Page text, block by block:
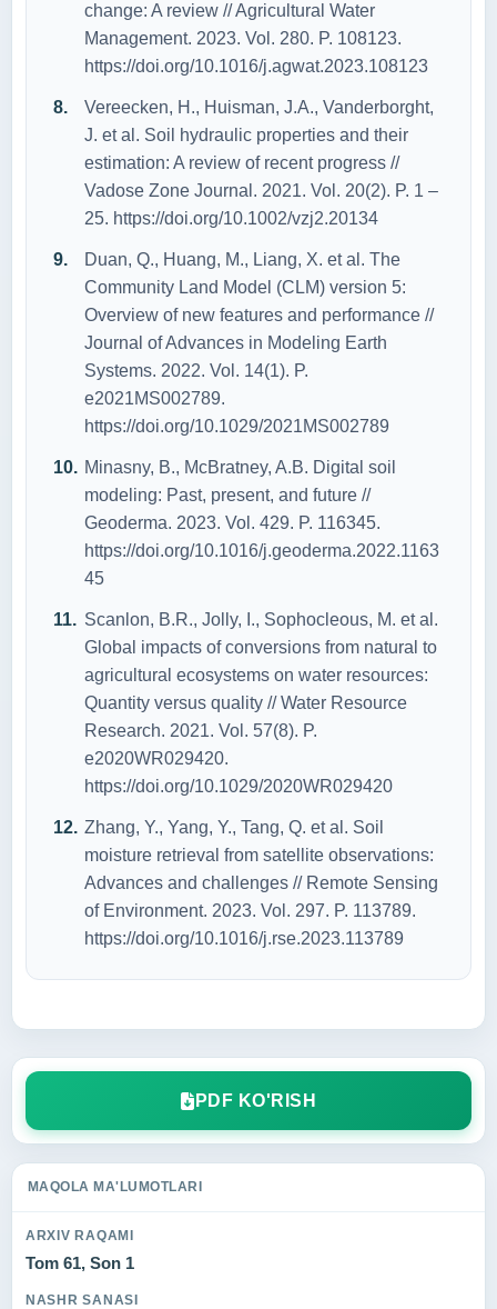
change: A review // Agricultural Water
Management. 2023. Vol. 280. P. 108123.
https://doi.org/10.1016/j.agwat.2023.108123
Vereecken, H., Huisman, J.A., Vanderborght,
J. et al. Soil hydraulic properties and their
estimation: A review of recent progress //
Vadose Zone Journal. 2021. Vol. 20(2). P. 1 –
25. https://doi.org/10.1002/vzj2.20134
Duan, Q., Huang, M., Liang, X. et al. The
Community Land Model (CLM) version 5:
Overview of new features and performance //
Journal of Advances in Modeling Earth
Systems. 2022. Vol. 14(1). P.
e2021MS002789.
https://doi.org/10.1029/2021MS002789
Minasny, B., McBratney, A.B. Digital soil
modeling: Past, present, and future //
Geoderma. 2023. Vol. 429. P. 116345.
https://doi.org/10.1016/j.geoderma.2022.1163
45
Scanlon, B.R., Jolly, I., Sophocleous, M. et al.
Global impacts of conversions from natural to
agricultural ecosystems on water resources:
Quantity versus quality // Water Resource
Research. 2021. Vol. 57(8). P.
e2020WR029420.
https://doi.org/10.1029/2020WR029420
Zhang, Y., Yang, Y., Tang, Q. et al. Soil
moisture retrieval from satellite observations:
Advances and challenges // Remote Sensing
of Environment. 2023. Vol. 297. P. 113789.
https://doi.org/10.1016/j.rse.2023.113789
PDF KO'RISH
MAQOLA MA'LUMOTLARI
ARXIV RAQAMI
Tom 61, Son 1
NASHR SANASI